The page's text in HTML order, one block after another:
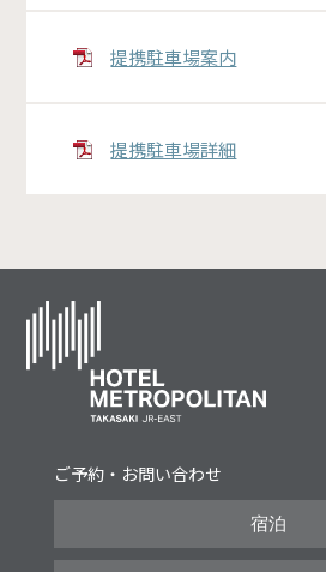
提携駐車場案内
提携駐車場詳細
ご予約・お問い合わせ
宿泊